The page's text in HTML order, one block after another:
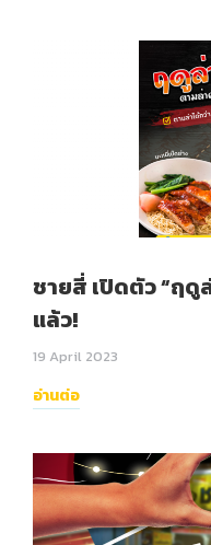
ชายสี่ เปิดตัว “ฤดู
แล้ว!
19 April 2023
อ่านต่อ